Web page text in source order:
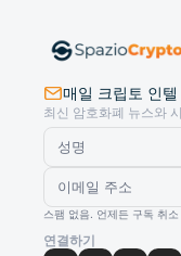
매일 크립토 인
최신 암호화폐 뉴스와
스팸 없음. 언제든 구독 취소
연결하기